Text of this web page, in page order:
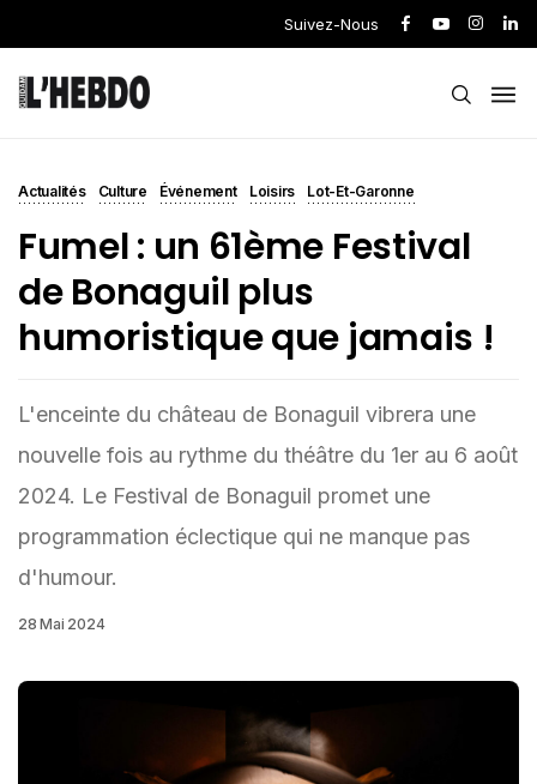
Suivez-Nous
Actualités Culture Événement Loisirs Lot-Et-Garonne
Fumel : un 61ème Festival
de Bonaguil plus
humoristique que jamais !
L'enceinte du château de Bonaguil vibrera une
nouvelle fois au rythme du théâtre du 1er au 6 août
2024. Le Festival de Bonaguil promet une
programmation éclectique qui ne manque pas
d'humour.
28 Mai 2024